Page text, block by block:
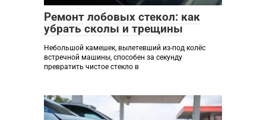
Ремонт лобовых стекол: как
убрать сколы и трещины
Небольшой камешек, вылетевший из-под колёс
встречной машины, способен за секунду
превратить чистое стекло в